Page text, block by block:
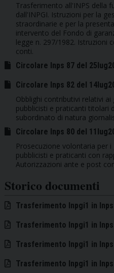
Trasferimento all'INPS della
dall'INPGI. Istruzioni per la
straordinarie e per la
intervento del Fondo di
legge n. 297/1982. Istruzioni
conti.
Circolare Inps 87 del
Circolare Inps 82 del
Obblighi contributivi relativi
pubblicisti e praticanti titolari
subordinato di natura
Circolare Inps 80 del
Prosecuzione volontaria per
pubblicisti e praticanti con
Autorizzazioni ante e post
Storico documenti
Trasferimento Inpgi1 in Inps
Trasferimento Inpgi1 in Inps
Trasferimento Inpgi1 in Inps
Trasferimento Inpgi1 in Inps